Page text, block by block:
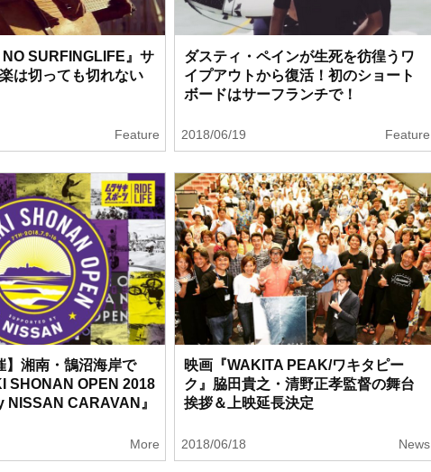
NO SURFINGLIFE』サ
は切っても切れない
Feature
ダスティ・ペインが生死を彷徨うワ
イプアウトから復活！初のショート
ボードはサーフランチで！
2018/06/19 Feature
】湘南・鵠沼海岸で
SHONAN OPEN 2018
CARAVAN』
More
映画『WAKITA PEAK/ワキタピー
ク』脇田貴之・清野正孝監督の舞台
挨拶＆上映延長決定
2018/06/18 News